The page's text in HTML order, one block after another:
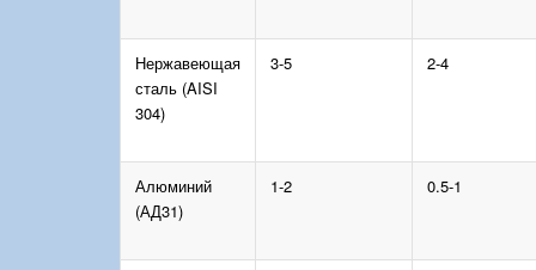
Нержавеющая
сталь (AISI
304)
3-5 2-4
Алюминий
(АД31)
1-2 0.5-1